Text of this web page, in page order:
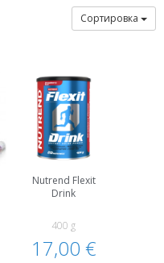
Сортировка
Nutrend Flexit
Drink
400 g
17,00 €